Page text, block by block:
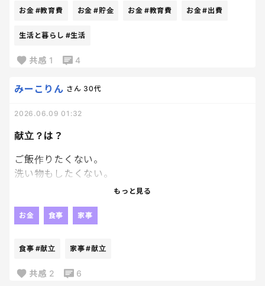
でも年齢を重ねるにつれて、少しずつ現実味を帯び
う？」と気になるようになった。
NISAやiDeCoをやっている人もいれば、とりあえず
う人もいると思う。
金までなかなか手が回らないのが本音。
みなさんは、老後の資金って意識していますか？
今から何か準備していますか？
お金 #教育費 お金 #貯金 お金 #教育費 お金#出費
生活と暮らし #生活
共感 1 4
献立？は？
みーこりん さん 30代
2026.06.09 01:32
ご飯作りたくない。
洗い物もしたくない。
もちろん、献立も考えたくない。
ということで、今日はサイゼリヤに決定。
ミラノ風ドリア300円（税込）。
もっと見る
お金 食事 家事
食事 #献立 家事#献立
共感 2 6